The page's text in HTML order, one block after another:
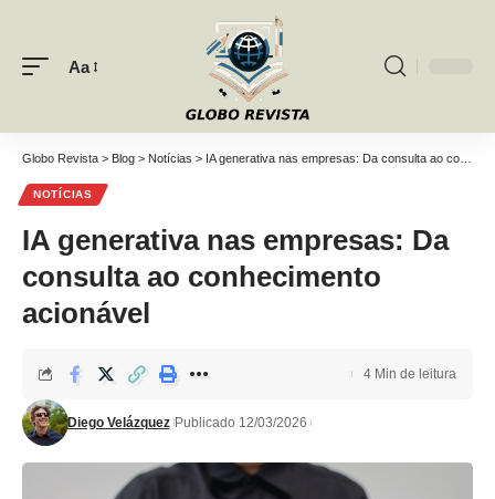
Font
Aa
Globo Revista > Blog > Notícias > IA generativa nas empresas: Da consulta ao conhecimento acionável
NOTÍCIAS
IA generativa nas empresas: Da
consulta ao conhecimento
acionável
Diego Velázquez Publicado 12/03/2026
4 Min de leitura